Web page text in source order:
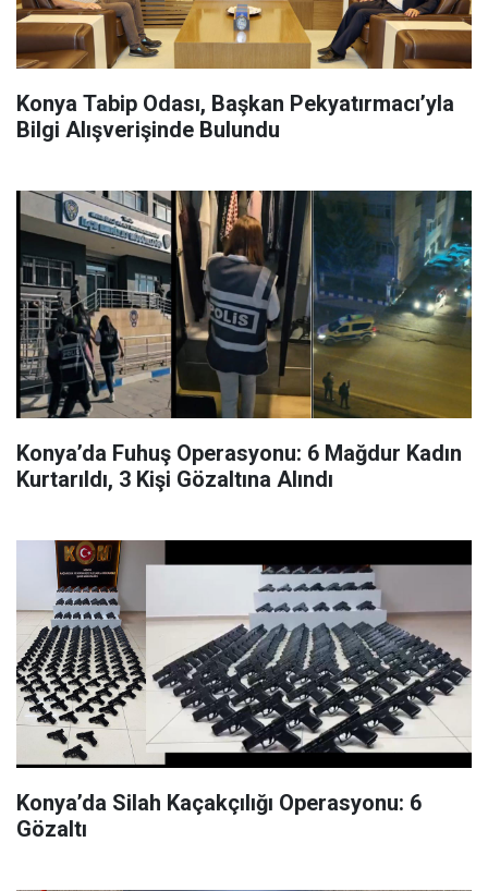
Konya Tabip Odası, Başkan Pekyatırmacı’yla
Bilgi Alışverişinde Bulundu
Konya’da Fuhuş Operasyonu: 6 Mağdur Kadın
Kurtarıldı, 3 Kişi Gözaltına Alındı
Konya’da Silah Kaçakçılığı Operasyonu: 6
Gözaltı